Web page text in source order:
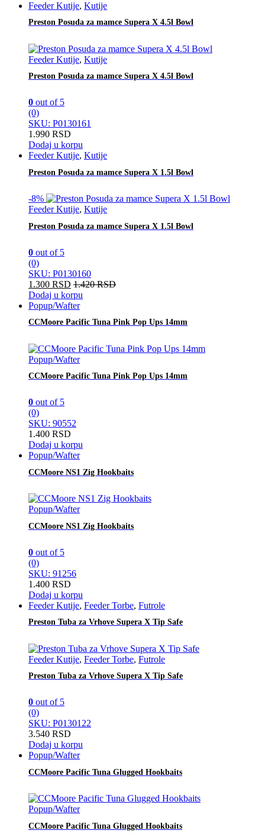
Feeder Kutije, Kutije
Preston Posuda za mamce Supera X 4.5l Bowl
Feeder Kutije, Kutije
Preston Posuda za mamce Supera X 4.5l Bowl
0 out of 5
(0)
SKU: P0130161
1.990 RSD
Dodaj u korpu
Feeder Kutije, Kutije
Preston Posuda za mamce Supera X 1.5l Bowl
-8%
Feeder Kutije, Kutije
Preston Posuda za mamce Supera X 1.5l Bowl
0 out of 5
(0)
SKU: P0130160
1.300 RSD 1.420RSD
Dodaj u korpu
Popup/Wafter
CCMoore Pacific Tuna Pink Pop Ups 14mm
Popup/Wafter
CCMoore Pacific Tuna Pink Pop Ups 14mm
0 out of 5
(0)
SKU: 90552
1.400 RSD
Dodaj u korpu
Popup/Wafter
CCMoore NS1 Zig Hookbaits
Popup/Wafter
CCMoore NS1 Zig Hookbaits
0 out of 5
(0)
SKU: 91256
1.400 RSD
Dodaj u korpu
Feeder Kutije, Feeder Torbe, Futrole
Preston Tuba za Vrhove Supera X Tip Safe
Feeder Kutije, Feeder Torbe, Futrole
Preston Tuba za Vrhove Supera X Tip Safe
0 out of 5
(0)
SKU: P0130122
3.540 RSD
Dodaj u korpu
Popup/Wafter
CCMoore Pacific Tuna Glugged Hookbaits
Popup/Wafter
CCMoore Pacific Tuna Glugged Hookbaits